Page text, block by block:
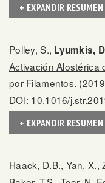
+ EXPANDIR RESUMEN
Polley, S., Lyumkis,
Activación Alostérica
por Filamentos.
DOI: 10.1016/
+ EXPANDIR RESUMEN
Haack, D.B., Yan, X.,